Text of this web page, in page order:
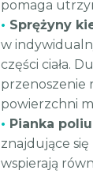
pomaga
• Sprężyny
w
części ciała.
przenoszenie
powierzchni
• Pianka
znajdujące
wspierają